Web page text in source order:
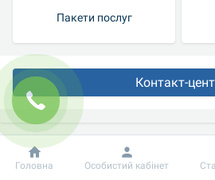
Пакети послуг
Контакт-
Добробут Інформація
Головна Особистий кабінет